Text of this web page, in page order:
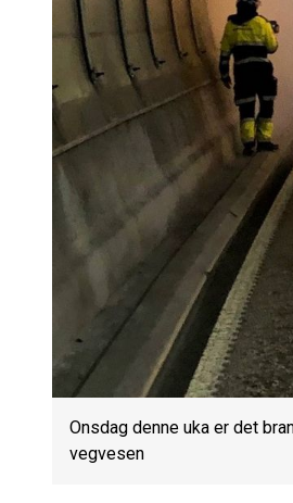
Onsdag denne uka er det
vegvesen